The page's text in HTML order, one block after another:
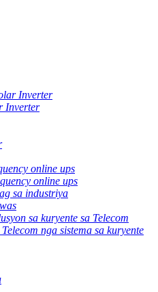
Inverter
Inverter
online ups
online ups
sa industriya
sa kuryente sa Telecom
nga sistema sa kuryente